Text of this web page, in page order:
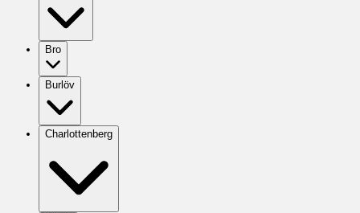
Bro
Burlöv
Charlottenberg